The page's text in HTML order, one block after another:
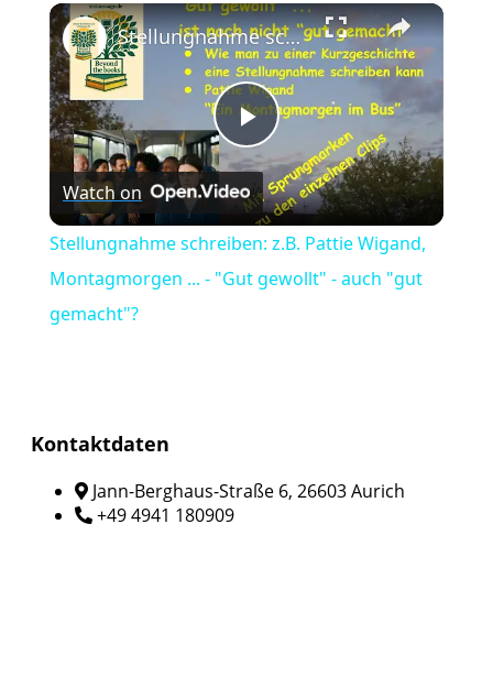
Play Unmute Fullscreen ×
Play
Video
Stellungnahme schreiben: z.B. Pattie Wigand, Montagmorgen ... - "Gut gewollt" - auch "gut gemacht"?
Watch on
Stellungnahme schreiben: z.B. Pattie Wigand,
Montagmorgen ... - "Gut gewollt" - auch "gut
gemacht"?
Kontaktdaten
Jann-Berghaus-Straße 6, 26603 Aurich
+49 4941 180909